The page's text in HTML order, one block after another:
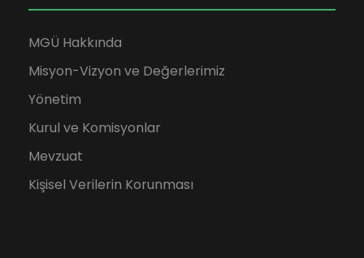
MGÜ Hakkında
Misyon-Vizyon ve Değerlerimiz
Yönetim
Kurul ve Komisyonlar
Mevzuat
Kişisel Verilerin Korunması